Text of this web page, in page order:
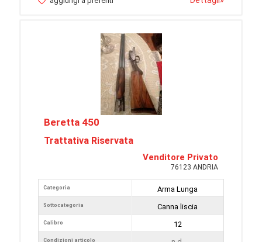
Beretta 450
Trattativa Riservata
Venditore Privato
76123 ANDRIA
Categoria
Sottocategoria
Calibro
Condizioni articolo
Arma Lunga
Canna liscia
12